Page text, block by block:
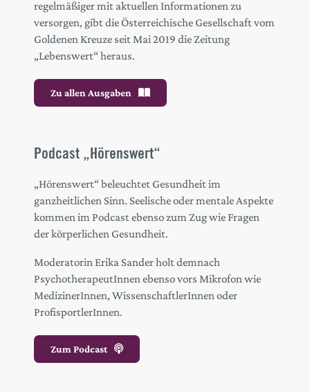
regelmäßiger mit aktuellen Informationen zu
versorgen, gibt die Österreichische Gesellschaft vom
Goldenen Kreuze seit Mai 2019 die Zeitung
„Lebenswert“ heraus.
Zu allen Ausgaben
Podcast „Hörenswert“
„Hörenswert“ beleuchtet Gesundheit im
ganzheitlichen Sinn. Seelische oder mentale Aspekte
kommen im Podcast ebenso zum Zug wie Fragen
der körperlichen Gesundheit.
Moderatorin Erika Sander holt demnach
PsychotherapeutInnen ebenso vors Mikrofon wie
MedizinerInnen, WissenschaftlerInnen oder
ProfisportlerInnen.
Zum Podcast